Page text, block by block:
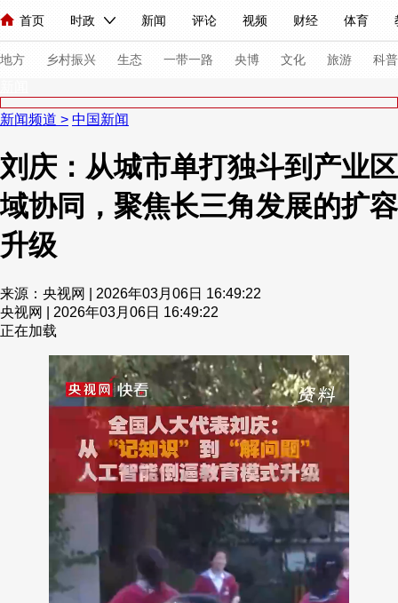
首页 时政 新闻 评论 视频 财经 体育
人民领袖习近平 联播+ 中国领导人 央视快评 习式妙语
直播 栏目大全 节目单 听音 微视频 主持人
海外频道 iPanda English Монгол
地方 乡村振兴 生态 一带一路 央博 文化 旅游 科普
总台春晚 网络春晚
新闻 国际 评论 经济 军事 科技
人民领袖习近平
现场 前线 比划 快看
VIP会员 CCTV奥林匹克频道 生活体育大会 体育江湖
教育 乡村振兴 生态环境 一带一路
大国智造 大国展会 大国保险 云顶对话
CCTV.节目官网 节目单 栏目 片库
新闻频道 > 中国新闻
刘庆：从城市单打独斗到产业区
域协同，聚焦长三角发展的扩容
升级
来源：央视网 | 2026年03月06日 16:49:22
央视网 | 2026年03月06日 16:49:22
正在加载